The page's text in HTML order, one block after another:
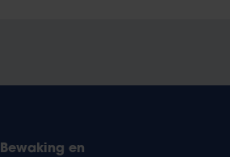
Bewaking en